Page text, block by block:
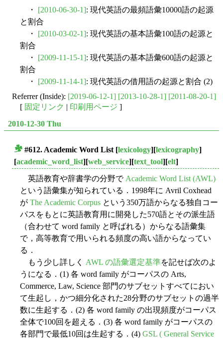
・ [2010-06-30-1]: 現代英語の最頻語彙10000語の起源
と割合
・ [2010-03-02-1]: 現代英語の基本語彙100語の起源と
割合
・ [2009-11-15-1]: 現代英語の基本語彙600語の起源と
割合
・ [2009-11-14-1]: 現代英語の借用語の起源と割合 (2)
Referrer (Inside): [2019-06-12-1] [2013-10-28-1] [2011-08-20-1]
[ 固定リンク | 印刷用ページ ]
2010-12-30 Thu
#612. Academic Word List [lexicology][lexicography]
[academic_word_list][web_service][text_tool][elt]
英語教育や辞書学の分野で Academic Word List (AWL)
という語彙集が知られている．1998年に Avril Coxhead
が The Academic Corpus という350万語からなる独自コー
パスをもとに英語教育用に開発した570語とその派生語
（合わせて word family と呼ばれる）からなる語彙集
で，高等教育で用いられる頻度の高い語からなってい
る．
もう少し詳しく AWL の語彙選定基準を記せば次のよ
うになる．(1) 各 word family がコーパスの Arts,
Commerce, Law, Science 部門のサブセットすべてにおい
て生起し，かつ細分化された28分野のサブセットの過半
数に生起する．(2) 各 word family の出現頻度がコーパス
全体で100回を超える．(3) 各 word family がコーパスの
各部門で最低10回は生起する．(4) GSL ( General Service